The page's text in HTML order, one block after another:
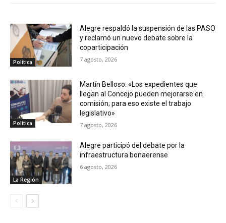
Política
Alegre respaldó la suspensión de las PASO
y reclamó un nuevo debate sobre la
coparticipación
7 agosto, 2026
Política
Martín Belloso: «Los expedientes que
llegan al Concejo pueden mejorarse en
comisión; para eso existe el trabajo
legislativo»
7 agosto, 2026
La Región
Alegre participó del debate por la
infraestructura bonaerense
6 agosto, 2026